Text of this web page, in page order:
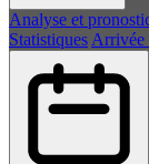
Analyse et
Statistiques Arrivée